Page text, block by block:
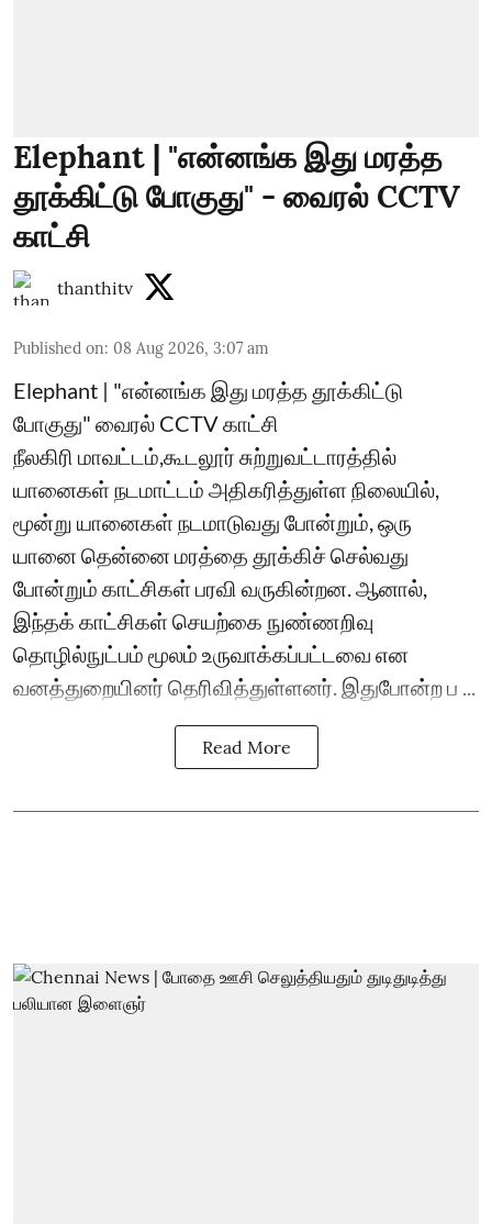
Elephant | "என்னங்க இது மரத்த
தூக்கிட்டு போகுது" - வைரல் CCTV
காட்சி
thanthitv
Published on: 08 Aug 2026, 3:07 am
Elephant | "என்னங்க இது மரத்த தூக்கிட்டு
போகுது" வைரல் CCTV காட்சி
நீலகிரி மாவட்டம்,கூடலூர் சுற்றுவட்டாரத்தில்
யானைகள் நடமாட்டம் அதிகரித்துள்ள நிலையில்,
மூன்று யானைகள் நடமாடுவது போன்றும், ஒரு
யானை தென்னை மரத்தை தூக்கிச் செல்வது
போன்றும் காட்சிகள் பரவி வருகின்றன. ஆனால்,
இந்தக் காட்சிகள் செயற்கை நுண்ணறிவு
தொழில்நுட்பம் மூலம் உருவாக்கப்பட்டவை என
வனத்துறையினர் தெரிவித்துள்ளனர். இதுபோன்ற ப ...
Read More